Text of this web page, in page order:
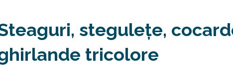
stegulețe,
tricolore